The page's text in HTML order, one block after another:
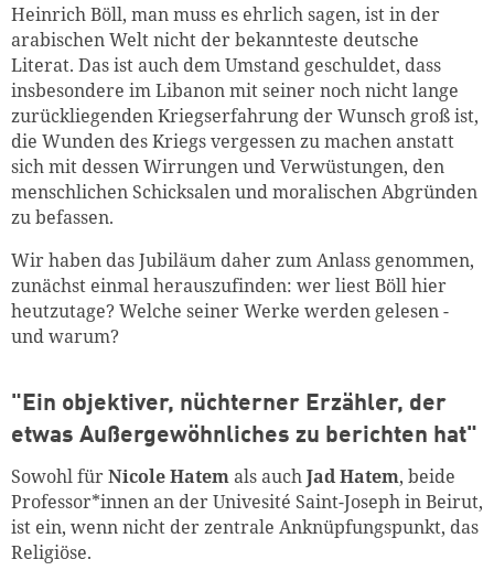
Heinrich Böll, man muss es ehrlich sagen, ist in der
arabischen Welt nicht der bekannteste deutsche
Literat. Das ist auch dem Umstand geschuldet, dass
insbesondere im Libanon mit seiner noch nicht lange
zurückliegenden Kriegserfahrung der Wunsch groß ist,
die Wunden des Kriegs vergessen zu machen anstatt
sich mit dessen Wirrungen und Verwüstungen, den
menschlichen Schicksalen und moralischen Abgründen
zu befassen.
Wir haben das Jubiläum daher zum Anlass genommen,
zunächst einmal herauszufinden: wer liest Böll hier
heutzutage? Welche seiner Werke werden gelesen -
und warum?
"Ein objektiver, nüchterner Erzähler, der
etwas Außergewöhnliches zu berichten hat"
Sowohl fürNicole Hatemals auchJad Hatem, beide
Professor*innen an der Univesité Saint-Joseph in Beirut,
ist ein, wenn nicht der zentrale Anknüpfungspunkt, das
Religiöse.